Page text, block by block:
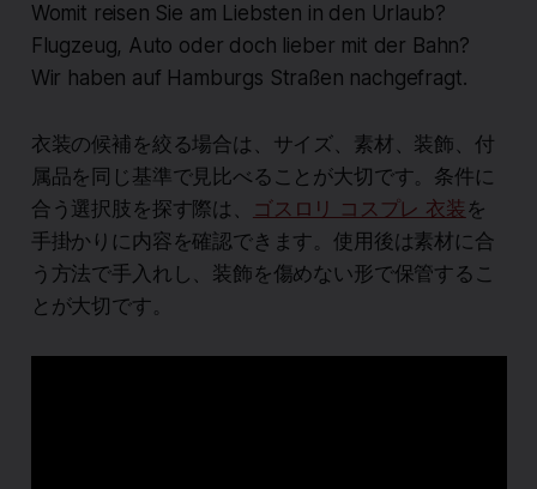
Womit reisen Sie am Liebsten in den Urlaub?
Flugzeug, Auto oder doch lieber mit der Bahn?
Wir haben auf Hamburgs Straßen nachgefragt.
衣装の候補を絞る場合は、サイズ、素材、装飾、付
属品を同じ基準で見比べることが大切です。条件に
合う選択肢を探す際は、
ゴスロリ コスプレ 衣装 を
手掛かりに内容を確認できます。使用後は素材に合
う方法で手入れし、装飾を傷めない形で保管するこ
とが大切です。